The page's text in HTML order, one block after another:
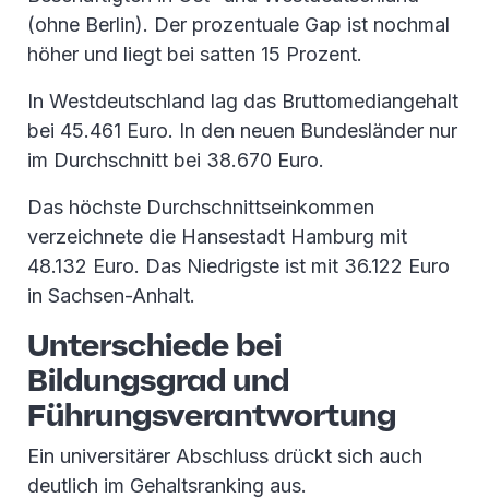
(ohne Berlin). Der prozentuale Gap ist nochmal
höher und liegt bei satten 15 Prozent.
In Westdeutschland lag das Bruttomediangehalt
bei 45.461 Euro. In den neuen Bundesländer nur
im Durchschnitt bei 38.670 Euro.
Das höchste Durchschnittseinkommen
verzeichnete die Hansestadt Hamburg mit
48.132 Euro. Das Niedrigste ist mit 36.122 Euro
in Sachsen-Anhalt.
Unterschiede bei
Bildungsgrad und
Führungsverantwortung
Ein universitärer Abschluss drückt sich auch
deutlich im Gehaltsranking aus.